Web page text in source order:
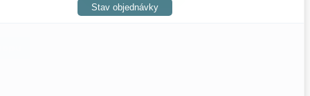
Stav objednávky